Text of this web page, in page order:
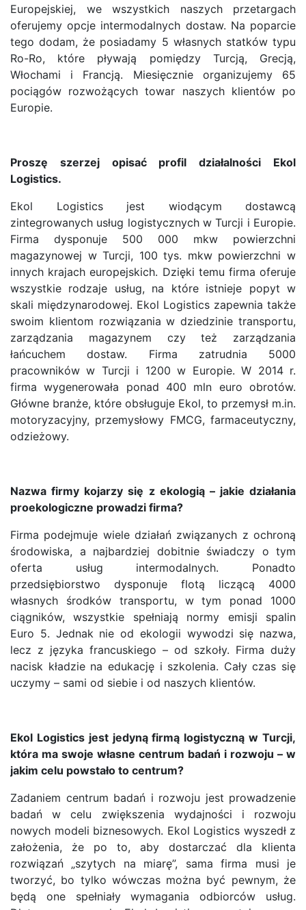
Europejskiej, we wszystkich naszych przetargach
oferujemy opcje intermodalnych dostaw. Na poparcie
tego dodam, że posiadamy 5 własnych statków typu
Ro-Ro, które pływają pomiędzy Turcją, Grecją,
Włochami i Francją. Miesięcznie organizujemy 65
pociągów rozwożących towar naszych klientów po
Europie.
Proszę szerzej opisać profil działalności Ekol
Logistics.
Ekol Logistics jest wiodącym dostawcą
zintegrowanych usług logistycznych w Turcji i Europie.
Firma dysponuje 500 000 mkw powierzchni
magazynowej w Turcji, 100 tys. mkw powierzchni w
innych krajach europejskich. Dzięki temu firma oferuje
wszystkie rodzaje usług, na które istnieje popyt w
skali międzynarodowej. Ekol Logistics zapewnia także
swoim klientom rozwiązania w dziedzinie transportu,
zarządzania magazynem czy też zarządzania
łańcuchem dostaw. Firma zatrudnia 5000
pracowników w Turcji i 1200 w Europie. W 2014 r.
firma wygenerowała ponad 400 mln euro obrotów.
Główne branże, które obsługuje Ekol, to przemysł m.in.
motoryzacyjny, przemysłowy FMCG, farmaceutyczny,
odzieżowy.
Nazwa firmy kojarzy się z ekologią – jakie działania
proekologiczne prowadzi firma?
Firma podejmuje wiele działań związanych z ochroną
środowiska, a najbardziej dobitnie świadczy o tym
oferta usług intermodalnych. Ponadto
przedsiębiorstwo dysponuje flotą liczącą 4000
własnych środków transportu, w tym ponad 1000
ciągników, wszystkie spełniają normy emisji spalin
Euro 5. Jednak nie od ekologii wywodzi się nazwa,
lecz z języka francuskiego – od szkoły. Firma duży
nacisk kładzie na edukację i szkolenia. Cały czas się
uczymy – sami od siebie i od naszych klientów.
Ekol Logistics jest jedyną firmą logistyczną w Turcji,
która ma swoje własne centrum badań i rozwoju – w
jakim celu powstało to centrum?
Zadaniem centrum badań i rozwoju jest prowadzenie
badań w celu zwiększenia wydajności i rozwoju
nowych modeli biznesowych. Ekol Logistics wyszedł z
założenia, że po to, aby dostarczać dla klienta
rozwiązań „szytych na miarę”, sama firma musi je
tworzyć, bo tylko wówczas można być pewnym, że
będą one spełniały wymagania odbiorców usług.